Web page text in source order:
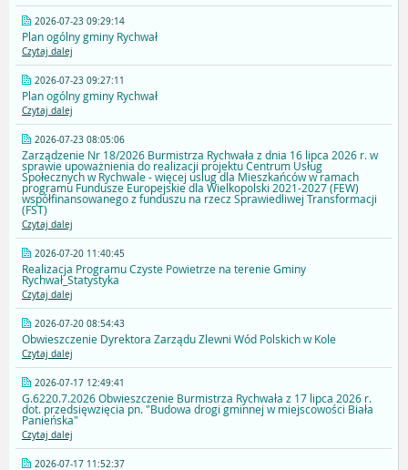
2026-07-23 09:29:14
Plan ogólny gminy Rychwał
Czytaj dalej
2026-07-23 09:27:11
Plan ogólny gminy Rychwał
Czytaj dalej
2026-07-23 08:05:06
Zarządzenie Nr 18/2026 Burmistrza Rychwała z dnia 16 lipca 2026 r. w
sprawie upoważnienia do realizacji projektu Centrum Usług
Społecznych w Rychwale - więcej uslug dla Mieszkańców w ramach
programu Fundusze Europejskie dla Wielkopolski 2021-2027 (FEW)
współfinansowanego z funduszu na rzecz Sprawiedliwej Transformacji
(FST)
Czytaj dalej
2026-07-20 11:40:45
Realizacja Programu Czyste Powietrze na terenie Gminy
Rychwał_Statystyka
Czytaj dalej
2026-07-20 08:54:43
Obwieszczenie Dyrektora Zarządu Zlewni Wód Polskich w Kole
Czytaj dalej
2026-07-17 12:49:41
G.6220.7.2026 Obwieszczenie Burmistrza Rychwała z 17 lipca 2026 r.
dot. przedsięwzięcia pn. "Budowa drogi gminnej w miejscowości Biała
Panieńska"
Czytaj dalej
2026-07-17 11:52:37